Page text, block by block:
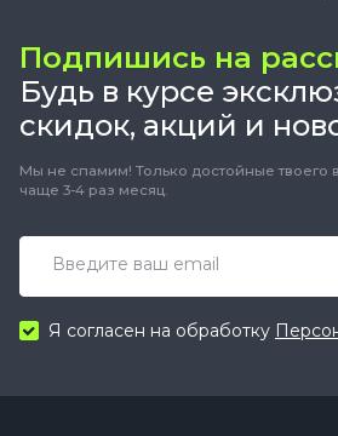
Подпишись на
Будь в курсе
скидок, акций и
Мы не спамим! Только достойные твоего
чаще 3-4 раз месяц.
Я согласен на обработку